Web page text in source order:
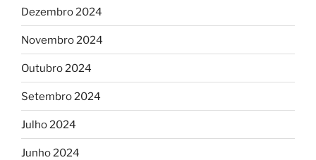
Dezembro 2024
Novembro 2024
Outubro 2024
Setembro 2024
Julho 2024
Junho 2024